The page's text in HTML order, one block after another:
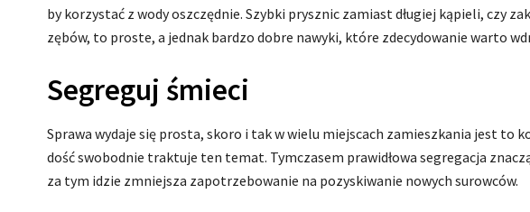
by korzystać z wody oszczędnie. Szybki prysznic zamiast długiej kąpieli, czy
zębów, to proste, a jednak bardzo dobre nawyki, które zdecydowanie warto
Segreguj śmieci
Sprawa wydaje się prosta, skoro i tak w wielu miejscach zamieszkania jest to
dość swobodnie traktuje ten temat. Tymczasem prawidłowa segregacja
za tym idzie zmniejsza zapotrzebowanie na pozyskiwanie nowych surowców.